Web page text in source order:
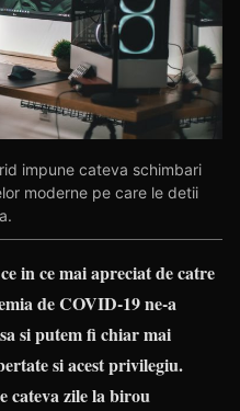
impune cateva schimbari
moderne pe care le detii
in ce mai apreciat de catre
de COVID-19 ne-a
si putem fi chiar mai
si acest privilegiu.
cateva zile la birou